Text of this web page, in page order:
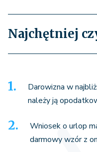
Najchętniej
Darowizna w
należy ją
Wniosek o urlop
darmowy wzór z